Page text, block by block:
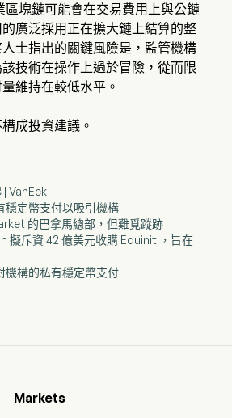
區塊鏈可能會在交易費用上與公鏈
廣泛採用正在擴大鏈上結算的整
士指出的關鍵風險是，監管機構
技術在操作上過於冒險，從而限
維持在較低水平。
成投資建議。
| VanEck
穩定幣支付以吸引機構
的巴拿馬總部，但難覓蹤跡
擬斥資 42 億美元收購 Equiniti，旨在
機構的私有穩定幣支付
Markets